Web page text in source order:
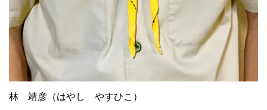
林 靖彦（はやし やすひこ）